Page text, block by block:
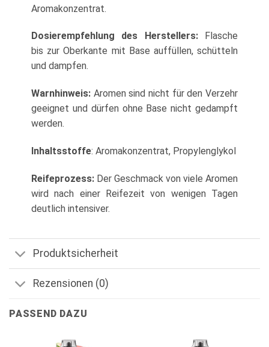
Aromakonzentrat.
Dosierempfehlung des Herstellers:Flasche
bis zur Oberkante mit Base auffüllen, schütteln
und dampfen.
Warnhinweis:Aromen sind nicht für den Verzehr
geeignet und dürfen ohne Base nicht gedampft
werden.
Inhaltsstoffe: Aromakonzentrat, Propylenglykol
Reifeprozess:Der Geschmack von viele Aromen
wird nach einer Reifezeit von wenigen Tagen
deutlich intensiver.
Produktsicherheit
Rezensionen (0)
PASSEND DAZU